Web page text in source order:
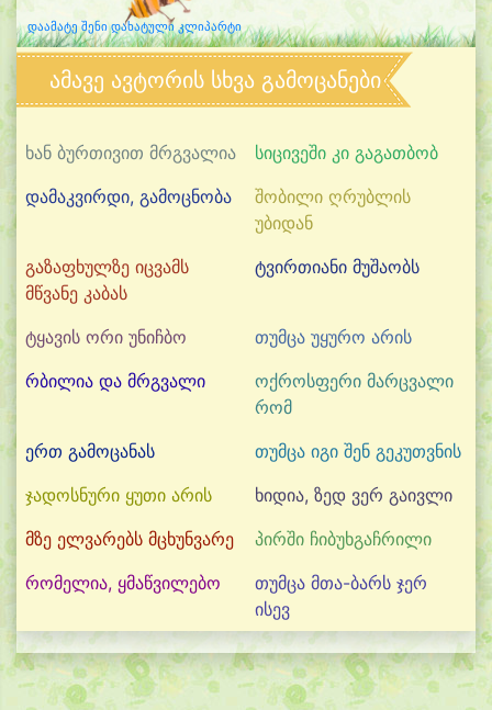
დაამატე შენი დახატული კლიპარტი
ამავე ავტორის სხვა გამოცანები
ხან ბურთივით მრგვალია
სიცივეში კი გაგათბობ
დამაკვირდი, გამოცნობა
შობილი ღრუბლის
უბიდან
გაზაფხულზე იცვამს
მწვანე კაბას
ტვირთიანი მუშაობს
ტყავის ორი უნიჩბო
თუმცა უყურო არის
რბილია და მრგვალი
ოქროსფერი მარცვალი
რომ
ერთ გამოცანას
თუმცა იგი შენ გეკუთვნის
ჯადოსნური ყუთი არის
ხიდია, ზედ ვერ გაივლი
მზე ელვარებს მცხუნვარე
პირში ჩიბუხგაჩრილი
რომელია, ყმაწვილებო
თუმცა მთა-ბარს ჯერ
ისევ